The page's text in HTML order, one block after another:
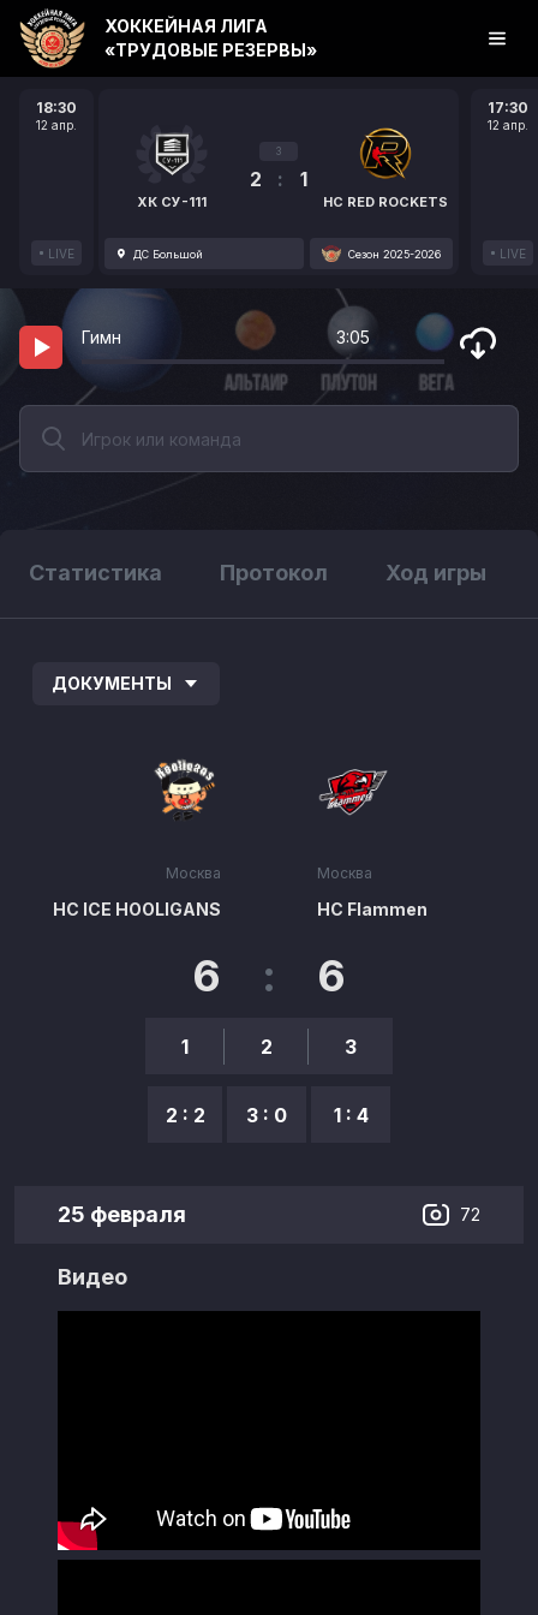
18:30
12 апр.
LIVE
ХК СУ-111
3
2 : 1
HC RED ROCKETS
ДС Большой Сезон 2025-2026
17:30
12 апр.
LIVE
ХОККЕЙНАЯ ЛИГА
«ТРУДОВЫЕ РЕЗЕРВЫ»
Гимн 3:05
Статистика Протокол Ход игры
ДОКУМЕНТЫ
Москва
HC ICE HOOLIGANS
6 : 6
1
2 : 2
2
3 : 0
3
1 : 4
Москва
HC Flammen
25 февраля 72
Видео